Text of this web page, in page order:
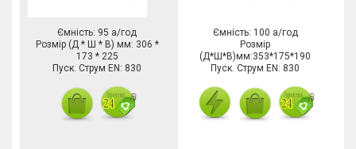
Ємність: 95 а/год
Розмір (Д * Ш * В) мм: 306 *
173 * 225
Пуск. Струм EN: 830
Ємність: 100 а/год
Розмір
(Д*Ш*В)мм:353*175*190
Пуск. Струм EN: 830